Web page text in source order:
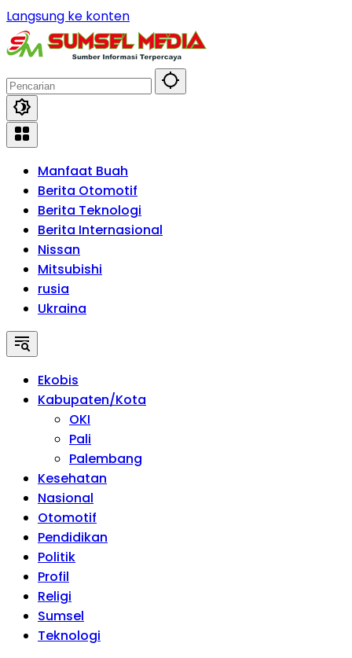
Langsung ke konten
Manfaat Buah
Berita Otomotif
Berita Teknologi
Berita Internasional
Nissan
Mitsubishi
rusia
Ukraina
Ekobis
Kabupaten/Kota
OKI
Pali
Palembang
Kesehatan
Nasional
Otomotif
Pendidikan
Politik
Profil
Religi
Sumsel
Teknologi